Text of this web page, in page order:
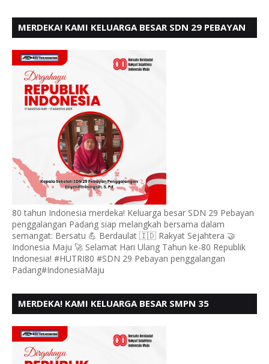
MERDEKA! KAMI KELUARGA BESAR SDN 29 PEBAYAN
KE - 80
80 tahun Indonesia merdeka! Keluarga besar SDN 29 Pebayan
penggalangan Padang siap melangkah bersama dalam
semangat: Bersatu 💪 Berdaulat 🇮🇩 Rakyat Sejahtera 🤝
Indonesia Maju 🚀 Selamat Hari Ulang Tahun ke-80 Republik
Indonesia! #HUTRI80 #SDN 29 Pebayan penggalangan
Padang#IndonesiaMaju
MERDEKA! KAMI KELUARGA BESAR SMPN 35